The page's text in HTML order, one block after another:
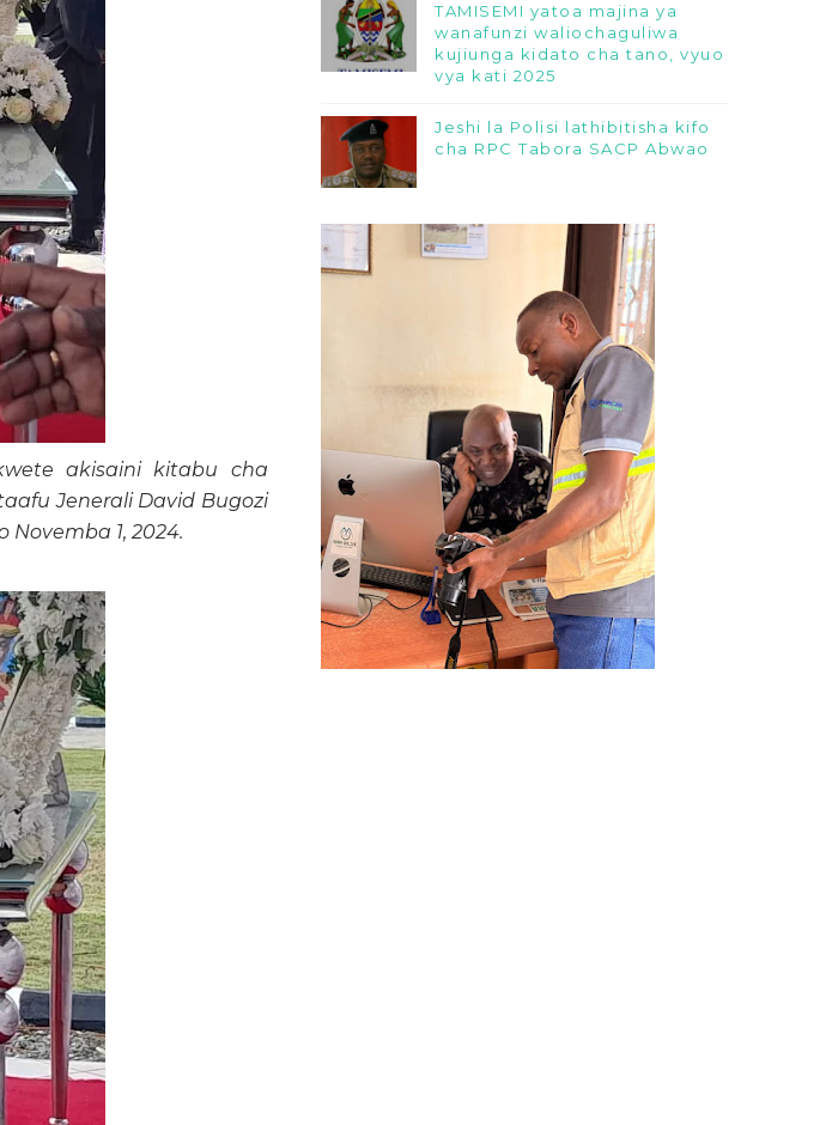
akisaini kitabu cha
Jenerali David Bugozi
1, 2024.
TAMISEMI yatoa majina ya
wanafunzi waliochaguliwa
kujiunga kidato cha tano, vyuo
vya kati 2025
Jeshi la Polisi lathibitisha kifo
cha RPC Tabora SACP Abwao